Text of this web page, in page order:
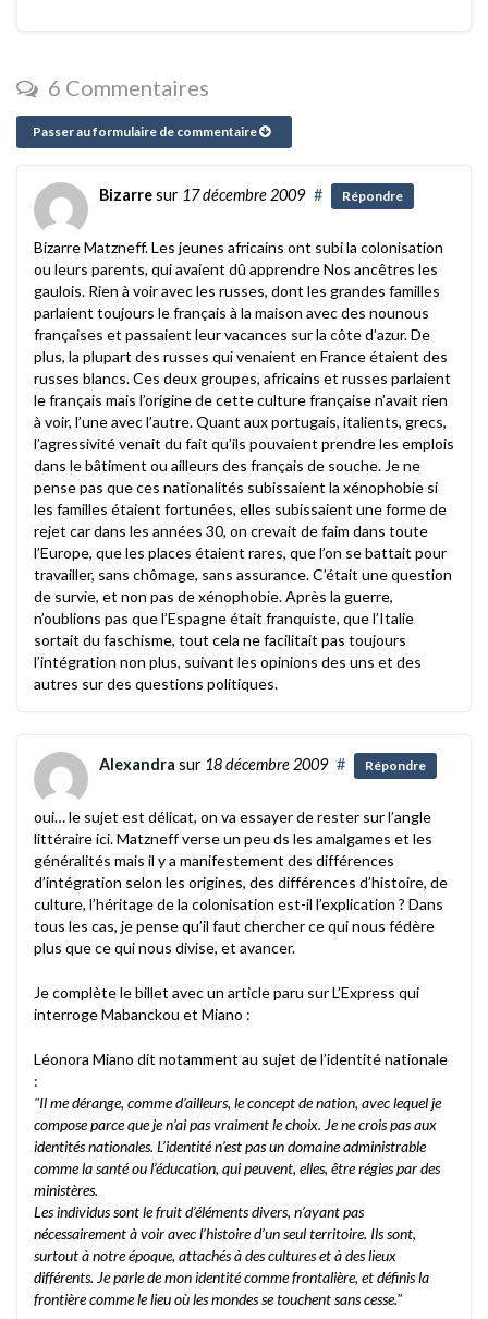
6 Commentaires
Passer au formulaire de commentaire
Bizarresur 17 décembre 2009 # Répondre
Bizarre Matzneff. Les jeunes africains ont subi la colonisation
ou leurs parents, qui avaient dû apprendre Nos ancêtres les
gaulois. Rien à voir avec les russes, dont les grandes familles
parlaient toujours le français à la maison avec des nounous
françaises et passaient leur vacances sur la côte d’azur. De
plus, la plupart des russes qui venaient en France étaient des
russes blancs. Ces deux groupes, africains et russes parlaient
le français mais l’origine de cette culture française n’avait rien
à voir, l’une avec l’autre. Quant aux portugais, italients, grecs,
l’agressivité venait du fait qu’ils pouvaient prendre les emplois
dans le bâtiment ou ailleurs des français de souche. Je ne
pense pas que ces nationalités subissaient la xénophobie si
les familles étaient fortunées, elles subissaient une forme de
rejet car dans les années 30, on crevait de faim dans toute
l’Europe, que les places étaient rares, que l’on se battait pour
travailler, sans chômage, sans assurance. C’était une question
de survie, et non pas de xénophobie. Après la guerre,
n’oublions pas que l’Espagne était franquiste, que l’Italie
sortait du faschisme, tout cela ne facilitait pas toujours
l’intégration non plus, suivant les opinions des uns et des
autres sur des questions politiques.
Alexandra sur 18 décembre 2009 # Répondre
oui… le sujet est délicat, on va essayer de rester sur l’angle
littéraire ici. Matzneff verse un peu ds les amalgames et les
généralités mais il y a manifestement des différences
d’intégration selon les origines, des différences d’histoire, de
culture, l’héritage de la colonisation est-il l’explication ? Dans
tous les cas, je pense qu’il faut chercher ce qui nous fédère
plus que ce qui nous divise, et avancer.
Je complète le billet avec un article paru sur L’Express qui
interroge Mabanckou et Miano :
Léonora Miano dit notamment au sujet de l’identité nationale
:
"Il me dérange, comme d’ailleurs, le concept de nation, avec lequel je
compose parce que je n’ai pas vraiment le choix. Je ne crois pas aux
identités nationales. L’identité n’est pas un domaine administrable
comme la santé ou l’éducation, qui peuvent, elles, être régies par des
ministères.
Les individus sont le fruit d’éléments divers, n’ayant pas
nécessairement à voir avec l’histoire d’un seul territoire. Ils sont,
surtout à notre époque, attachés à des cultures et à des lieux
différents. Je parle de mon identité comme frontalière, et définis la
frontière comme le lieu où les mondes se touchent sans cesse."